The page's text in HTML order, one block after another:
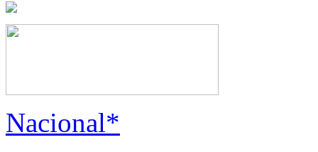
Nacional*